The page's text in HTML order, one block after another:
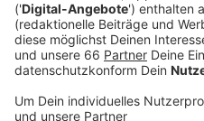
Fachkräfte,
Studenten, Young
Quereinsteiger.